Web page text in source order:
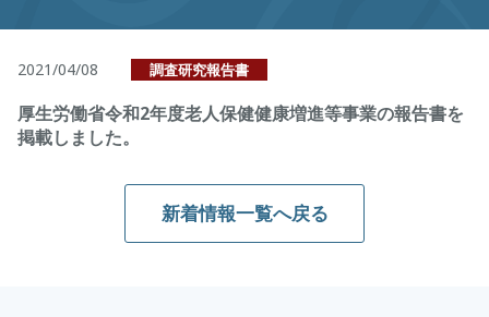
2021/04/08 調査研究報告書
厚生労働省令和2年度老人保健健康増進等事業の報告書を
掲載しました。
新着情報一覧へ戻る